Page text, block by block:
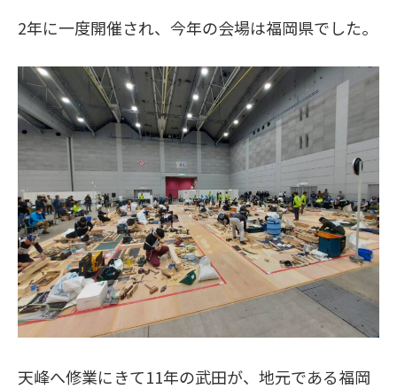
2年に一度開催され、今年の会場は福岡県でした。
天峰へ修業にきて11年の武田が、地元である福岡